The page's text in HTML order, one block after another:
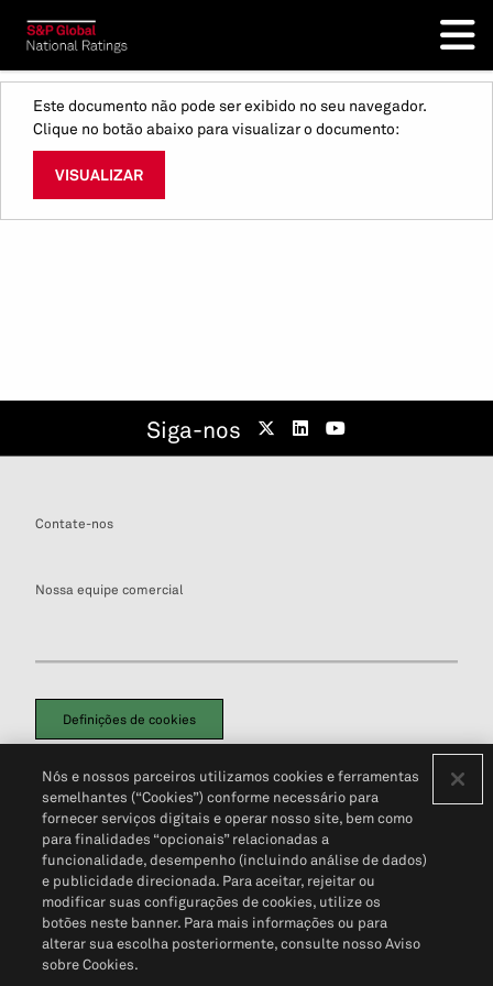
Este documento não pode ser exibido no seu navegador.
Clique no botão abaixo para visualizar o documento:
VISUALIZAR
Siga-nos
Contate-nos
Nossa equipe comercial
Definições de cookies
Política de PrivacidadePortal de privacidade do cliente (em inglês)
Não Venda Minhas Informações Pessoais© 2026 S&P Global
Nós e nossos parceiros utilizamos cookies e ferramentas
semelhantes (“Cookies”) conforme necessário para
fornecer serviços digitais e operar nosso site, bem como
para finalidades “opcionais” relacionadas a
funcionalidade, desempenho (incluindo análise de dados)
e publicidade direcionada. Para aceitar, rejeitar ou
modificar suas configurações de cookies, utilize os
botões neste banner. Para mais informações ou para
alterar sua escolha posteriormente, consulte nosso Aviso
sobre Cookies.